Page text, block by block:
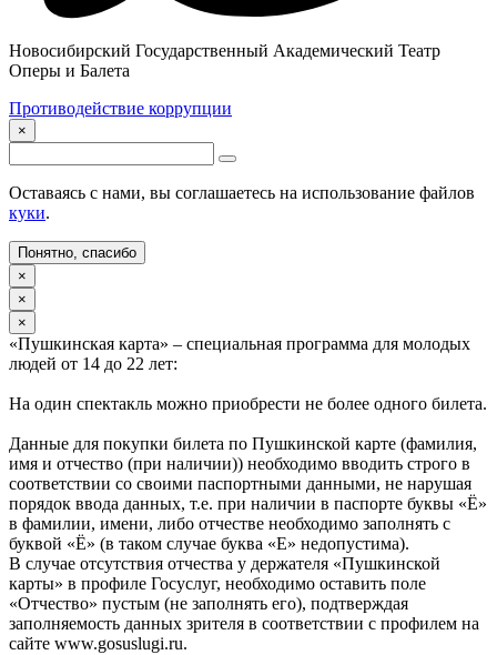
Новосибирский Государственный Академический Театр
Оперы и Балета
Противодействие коррупции
×
Оставаясь с нами, вы соглашаетесь на использование файлов
куки.
Понятно, спасибо
×
×
×
«Пушкинская карта» – специальная программа для молодых
людей от 14 до 22 лет:
На один спектакль можно приобрести не более одного билета.
Данные для покупки билета по Пушкинской карте (фамилия,
имя и отчество (при наличии)) необходимо вводить строго в
соответствии со своими паспортными данными, не нарушая
порядок ввода данных, т.е. при наличии в паспорте буквы «Ё»
в фамилии, имени, либо отчестве необходимо заполнять с
буквой «Ё» (в таком случае буква «Е» недопустима).
В случае отсутствия отчества у держателя «Пушкинской
карты» в профиле Госуслуг, необходимо оставить поле
«Отчество» пустым (не заполнять его), подтверждая
заполняемость данных зрителя в соответствии с профилем на
сайте www.gosuslugi.ru.